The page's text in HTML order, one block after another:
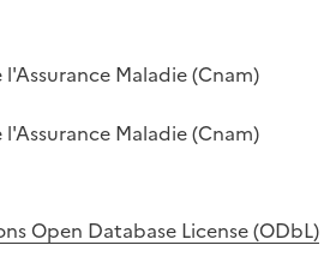
Maladie (Cnam)
Maladie (Cnam)
Open Database License (ODbL)